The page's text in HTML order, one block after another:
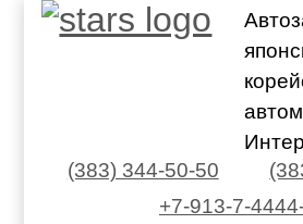
(383) 344-50-50
+7-913-7-